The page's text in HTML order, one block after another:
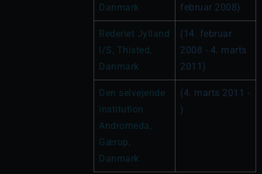
Danmark
februar 2008)
Rederiet Jylland
I/S, Thisted,
Danmark
(14. februar
2008 - 4. marts
2011)
Den selvejende
institution
Andromeda,
Gærup,
Danmark
(4. marts 2011 -
)